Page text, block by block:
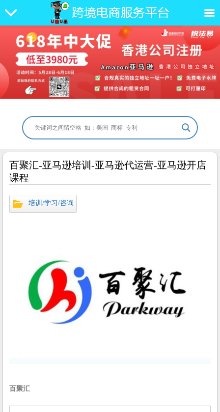
百聚汇-亚马逊培训-亚马逊代运营-亚马逊开店
课程
培训/学习/咨询
百聚汇